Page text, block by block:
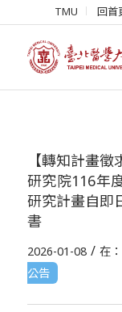
TMU 回首
【轉知計畫
研究院116年
研究計畫自即
書
2026-01-08 / 在：
公告